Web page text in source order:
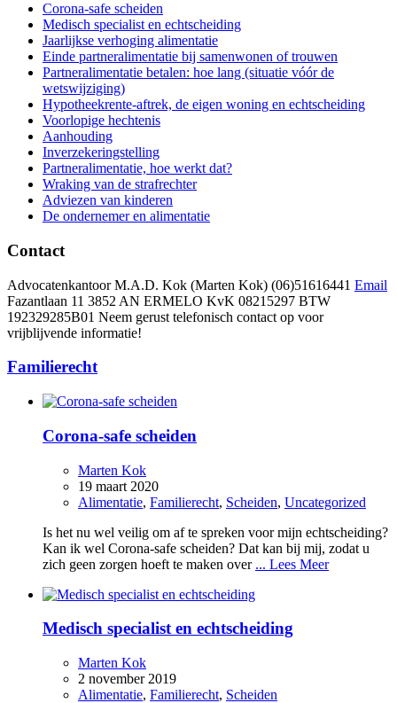
Corona-safe scheiden
Medisch specialist en echtscheiding
Jaarlijkse verhoging alimentatie
Einde partneralimentatie bij samenwonen of trouwen
Partneralimentatie betalen: hoe lang (situatie vóór de
wetswijziging)
Hypotheekrente-aftrek, de eigen woning en echtscheiding
Voorlopige hechtenis
Aanhouding
Inverzekeringstelling
Partneralimentatie, hoe werkt dat?
Wraking van de strafrechter
Adviezen van kinderen
De ondernemer en alimentatie
Contact
Advocatenkantoor M.A.D. Kok (Marten Kok) (06)51616441 Email
Fazantlaan 11 3852 AN ERMELO KvK 08215297 BTW
192329285B01 Neem gerust telefonisch contact op voor
vrijblijvende informatie!
Familierecht
Corona-safe scheiden
Marten Kok
19 maart 2020
Alimentatie, Familierecht, Scheiden, Uncategorized
Is het nu wel veilig om af te spreken voor mijn echtscheiding?
Kan ik wel Corona-safe scheiden? Dat kan bij mij, zodat u
zich geen zorgen hoeft te maken over ... Lees Meer
Medisch specialist en echtscheiding
Marten Kok
2 november 2019
Alimentatie, Familierecht, Scheiden